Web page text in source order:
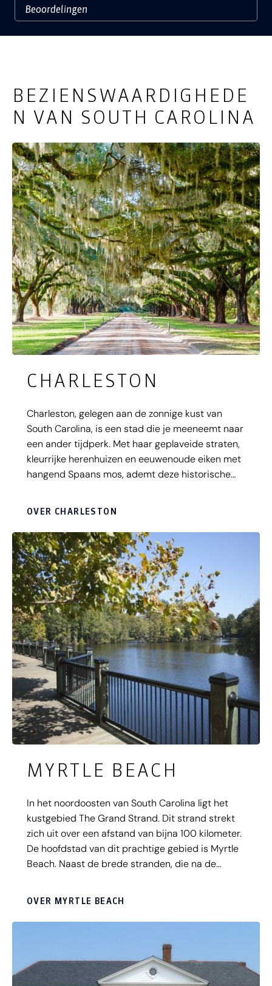
BEZIENSWAARDIGHEDE
N VAN SOUTH CAROLINA
CHARLESTON
Charleston, gelegen aan de zonnige kust van
South Carolina, is een stad die je meeneemt naar
een ander tijdperk. Met haar geplaveide straten,
kleurrijke herenhuizen en eeuwenoude eiken met
hangend Spaans mos, ademt deze historische
allemaal. Struin langs de iconische Rainbow Row,
bewonder de sierlijke architectuur van
Victoriaanse panden, of ontspan in het sfeervolle
Waterfront Park met uitzicht op de haven.
OVER CHARLESTON
MYRTLE BEACH
In het noordoosten van South Carolina ligt het
kustgebied The Grand Strand. Dit strand strekt
zich uit over een afstand van bijna 100 kilometer.
De hoofdstad van dit prachtige gebied is Myrtle
Beach. Naast de brede stranden, die na de
golfbanen.
OVER MYRTLE BEACH